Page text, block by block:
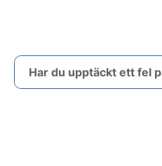
Har du upptäckt ett fel